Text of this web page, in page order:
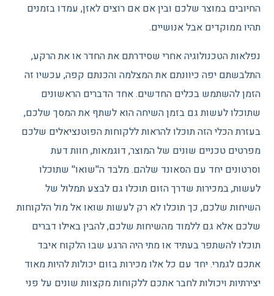
החיובים במוצר שלכם ובין אם אם רוצים לאזן, עמדו בזמנים
תהיו ממוקדים אבל אנושיים.
נפלאות הטכנולוגיה אחרי שסידרתם את החדר או את הרקע,
התלבשתם יפה כיוונתם את המצלמה והכנתם קפה, עכשיו זה
הזמן להשתמש בכלים החדשים. אחד הדברים הראשונים
שתוכלו לעשות גם בזמן השיחה הוא לשתף את המסך שלכם,
בעזרת הכלי הזה תוכלו להראות ללקוחות הפוטנציאלים שלכם
מפרטים טכניים שונים של המוצר, דוגמאות, חוות דעת
וסרטונים יחד עם הסאונד שלהם. מלבד ה''שואו'' שתוכלו
לעשות, במכירות שדרך הזום תוכלו גם לבצע תמלול של
השיחות שלכם, כך תוכלו לא רק לעשות שואו אל מול הלקוחות
שלכם אלא גם ללמוד מהשיחות שלכם, להבין באילו דברים
תוכלו להשתפר בעתיד או מתי היה הרגע שבו הלקוח איבד
אתכם לגמרי. יחד עם כל אלו מכירות בזום יכולות להיות מאוד
יצירתיות ויכולות לחבר אתכם ללקוחות מקצוות שונים על פני